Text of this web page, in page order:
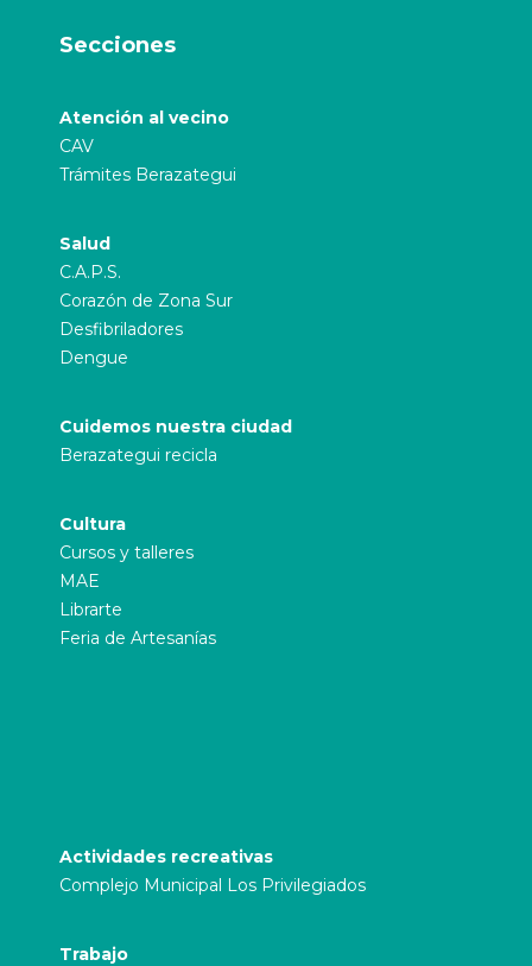
Secciones
Atención al vecino
CAV
Trámites Berazategui
Salud
C.A.P.S.
Corazón de Zona Sur
Desfibriladores
Dengue
Cuidemos nuestra ciudad
Berazategui recicla
Cultura
Cursos y talleres
MAE
Librarte
Feria de Artesanías
Actividades recreativas
Complejo Municipal Los Privilegiados
Trabajo